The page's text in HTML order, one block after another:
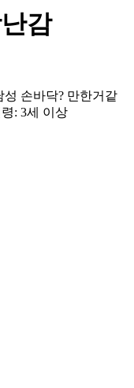
감
손바닥? 만한거같
: 3세 이상